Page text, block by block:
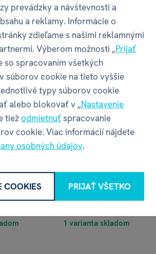
(nové)
€ 2,99
2 varianty skladom
Tričko - Nevesta
1 varianta skladom
prevádzky a návštevnosti a
a reklamy. Informácie o
zdieľame s našimi reklamnými
Výberom možnosti „Prijať
so spracovaním všetkých
súborov cookie na tieto vyššie
typy súborov cookie
alebo blokovať v „Nastavenie
tiežodmietnuťspracovanie
cookie. Viac informácií nájdete
osobných údajov.
COOKIES PRIJAŤ VŠETKO